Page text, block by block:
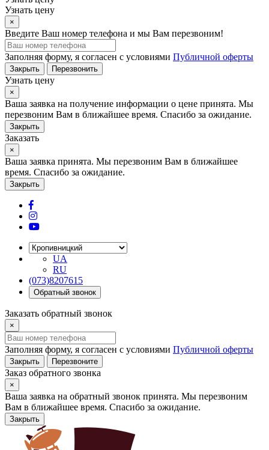
Узнать цену
×
Введите Ваш номер телефона и мы Вам перезвоним!
Заполняя форму, я согласен с условиями Публичной оферты
Закрыть Перезвонить
Узнать цену
×
Ваша заявка на получение информации о цене принята. Мы
перезвоним Вам в ближайшее время. Спасибо за ожидание.
Закрыть
Заказать
×
Ваша заявка принята. Мы перезвоним Вам в ближайшее
время. Спасибо за ожидание.
Закрыть
UA
RU
(073)8207615
Обратный звонок
Заказать обратный звонок
×
Заполняя форму, я согласен с условиями Публичной оферты
Закрыть Перезвоните
Заказ обратного звонка
×
Ваша заявка на обратный звонок принята. Мы перезвоним
Вам в ближайшее время. Спасибо за ожидание.
Закрыть